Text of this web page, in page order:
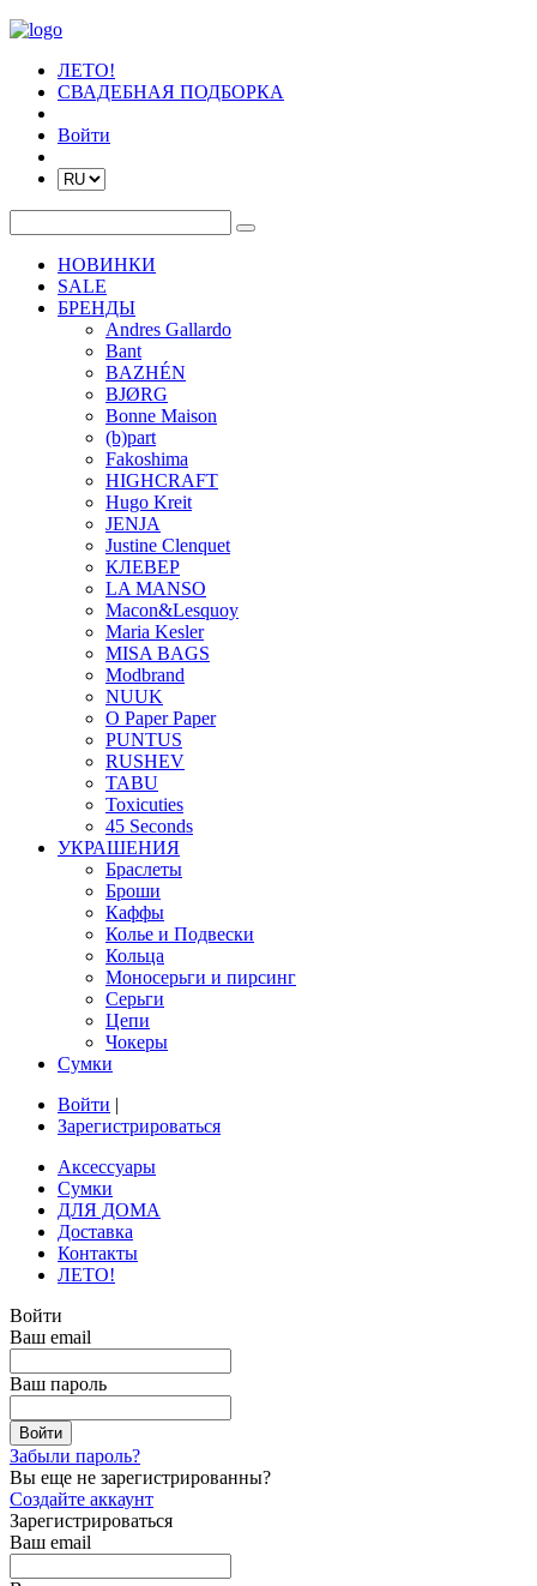
ЛЕТО!
СВАДЕБНАЯ ПОДБОРКА
Войти
НОВИНКИ
SALE
БРЕНДЫ
Andres Gallardo
Bant
BAZHÉN
BJØRG
Bonne Maison
(b)part
Fakoshima
HIGHCRAFT
Hugo Kreit
JENJA
Justine Clenquet
КЛЕВЕР
LA MANSO
Macon&Lesquoy
Maria Kesler
MISA BAGS
Modbrand
NUUK
O Paper Paper
PUNTUS
RUSHEV
TABU
Toxicuties
45 Seconds
УКРАШЕНИЯ
Браслеты
Броши
Каффы
Колье и Подвески
Кольца
Моносерьги и пирсинг
Серьги
Цепи
Чокеры
Сумки
Войти |
Зарегистрироваться
Аксессуары
Сумки
ДЛЯ ДОМА
Доставка
Контакты
ЛЕТО!
Войти
Ваш email
Ваш пароль
Забыли пароль?
Вы еще не зарегистрированны?
Создайте аккаунт
Зарегистрироваться
Ваш email